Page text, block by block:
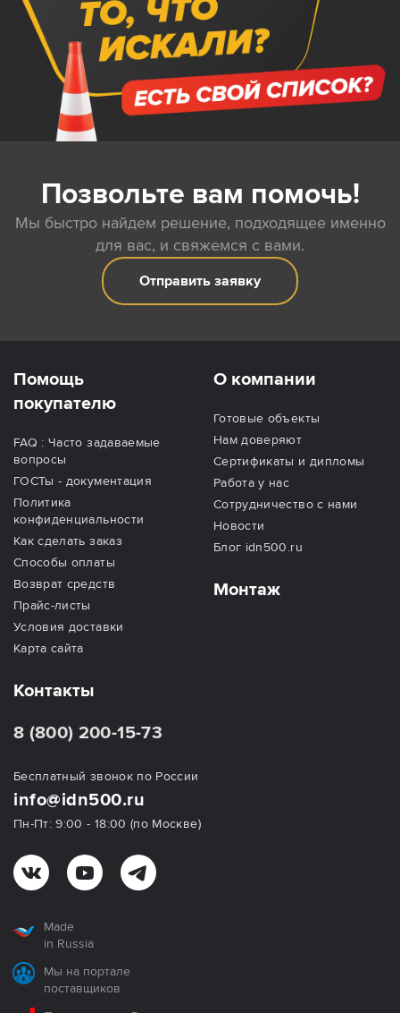
Позвольте вам помочь!
Мы быстро найдем решение, подходящее именно
для вас, и свяжемся с вами.
Отправить заявку
Помощь
покупателю
FAQ : Часто задаваемые
вопросы
ГОСТы - документация
Политика
конфиденциальности
Как сделать заказ
Способы оплаты
Возврат средств
Прайс-листы
Условия доставки
Карта сайта
О компании
Готовые объекты
Нам доверяют
Сертификаты и дипломы
Работа у нас
Сотрудничество с нами
Новости
Блог idn500.ru
Монтаж
Контакты
8 (800) 200-15-73
Бесплатный звонок по России
info@idn500.ru
Пн-Пт: 9:00 - 18:00 (по Москве)
Made
in Russia
Мы на портале
поставщиков